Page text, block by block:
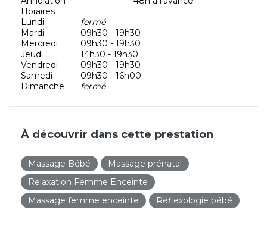
Horaires :
Lundi
fermé
Mardi
09h30 - 19h30
Mercredi
09h30 - 19h30
Jeudi
14h30 - 19h30
Vendredi
09h30 - 19h30
Samedi
09h30 - 16h00
Dimanche
fermé
À découvrir dans cette prestation
Massage Bébé
Massage prénatal
Relaxation Femme Enceinte
Massage femme enceinte
Réflexologie bébé